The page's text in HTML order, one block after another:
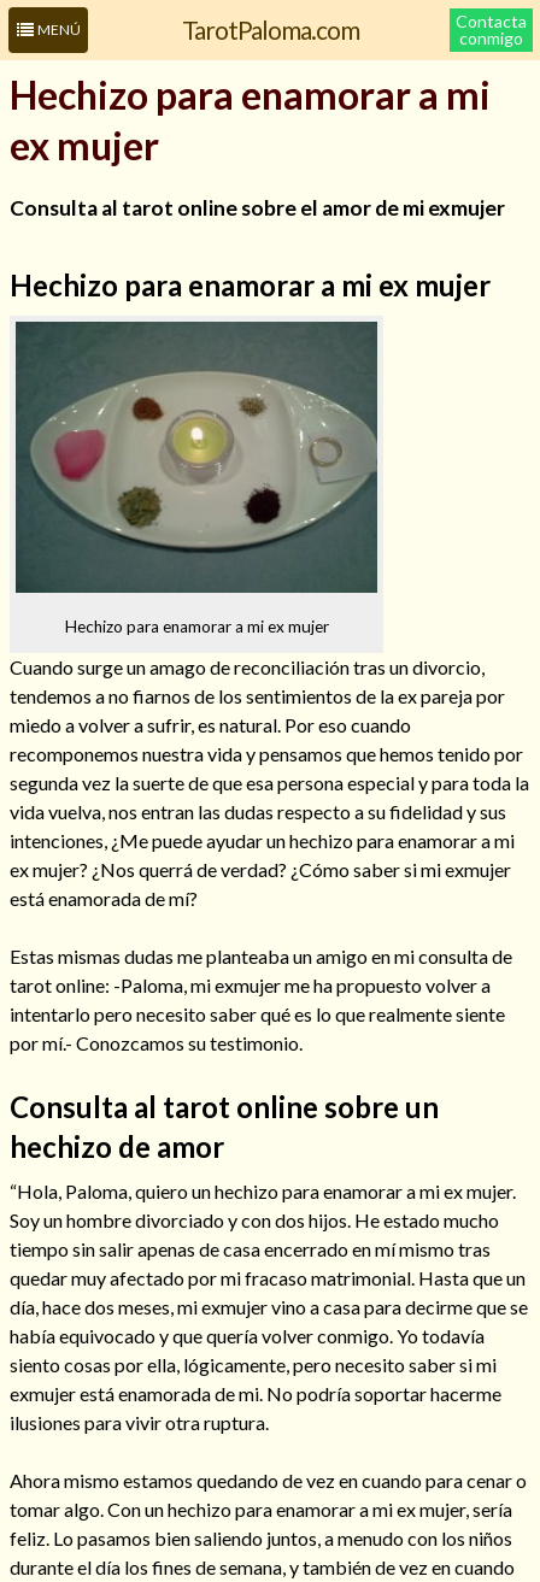
MENÚ TarotPaloma.com
Contacta
conmigo
Leer más sobre mí
Hechizos de amor
Amarre para recuperar a mi pareja
Cómo alejar a la amante de mi esposo
Hechizo para enamorar a mi
ex mujer
Consulta al tarot online sobre el amor de mi exmujer
Hechizo para enamorar a mi ex mujer
Hechizo para enamorar a mi ex mujer
Cuando surge un amago de reconciliación tras un divorcio,
tendemos a no fiarnos de los sentimientos de la ex pareja por
miedo a volver a sufrir, es natural. Por eso cuando
recomponemos nuestra vida y pensamos que hemos tenido por
segunda vez la suerte de que esa persona especial y para toda la
vida vuelva, nos entran las dudas respecto a su fidelidad y sus
intenciones, ¿Me puede ayudar un hechizo para enamorar a mi
ex mujer? ¿Nos querrá de verdad? ¿Cómo saber si mi exmujer
está enamorada de mí?
Estas mismas dudas me planteaba un amigo en mi consulta de
tarot online: -Paloma, mi exmujer me ha propuesto volver a
intentarlo pero necesito saber qué es lo que realmente siente
por mí.- Conozcamos su testimonio.
Consulta al tarot online sobre un
hechizo de amor
“Hola, Paloma, quiero un hechizo para enamorar a mi ex mujer.
Soy un hombre divorciado y con dos hijos. He estado mucho
tiempo sin salir apenas de casa encerrado en mí mismo tras
quedar muy afectado por mi fracaso matrimonial. Hasta que un
día, hace dos meses, mi exmujer vino a casa para decirme que se
había equivocado y que quería volver conmigo. Yo todavía
siento cosas por ella, lógicamente, pero necesito saber si mi
exmujer está enamorada de mi. No podría soportar hacerme
ilusiones para vivir otra ruptura.
Ahora mismo estamos quedando de vez en cuando para cenar o
tomar algo. Con un hechizo para enamorar a mi ex mujer, sería
feliz. Lo pasamos bien saliendo juntos, a menudo con los niños
durante el día los fines de semana, y también de vez en cuando